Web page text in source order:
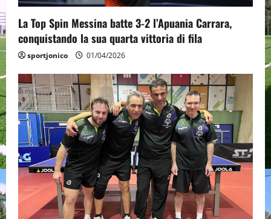
La Top Spin Messina batte 3-2 l’Apuania Carrara,
conquistando la sua quarta vittoria di fila
sportjonico 01/04/2026